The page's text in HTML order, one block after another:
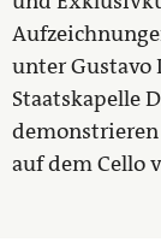
unter Gustavo
Staatskapelle
auf dem Cello